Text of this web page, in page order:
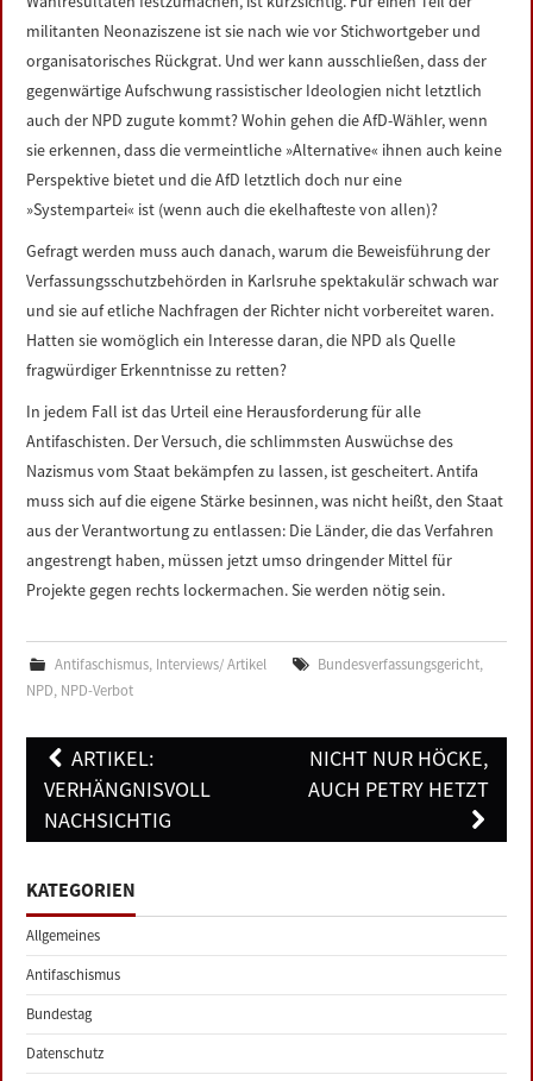
militanten Neonaziszene ist sie nach wie vor Stichwortgeber und
organisatorisches Rückgrat. Und wer kann ausschließen, dass der
gegenwärtige Aufschwung rassistischer Ideologien nicht letztlich
auch der NPD zugute kommt? Wohin gehen die AfD-Wähler, wenn
sie erkennen, dass die vermeintliche »Alternative« ihnen auch keine
Perspektive bietet und die AfD letztlich doch nur eine
»Systempartei« ist (wenn auch die ekelhafteste von allen)?
Gefragt werden muss auch danach, warum die Beweisführung der
Verfassungsschutzbehörden in Karlsruhe spektakulär schwach war
und sie auf etliche Nachfragen der Richter nicht vorbereitet waren.
Hatten sie womöglich ein Interesse daran, die NPD als Quelle
fragwürdiger Erkenntnisse zu retten?
In jedem Fall ist das Urteil eine Herausforderung für alle
Antifaschisten. Der Versuch, die schlimmsten Auswüchse des
Nazismus vom Staat bekämpfen zu lassen, ist gescheitert. Antifa
muss sich auf die eigene Stärke besinnen, was nicht heißt, den Staat
aus der Verantwortung zu entlassen: Die Länder, die das Verfahren
angestrengt haben, müssen jetzt umso dringender Mittel für
Projekte gegen rechts lockermachen. Sie werden nötig sein.
Antifaschismus, Interviews/ Artikel Bundesverfassungsgericht,
NPD, NPD-Verbot
Post
navigation
ARTIKEL:
VERHÄNGNISVOLL
NACHSICHTIG
NICHT NUR HÖCKE,
AUCH PETRY HETZT
KATEGORIEN
Allgemeines
Antifaschismus
Bundestag
Datenschutz